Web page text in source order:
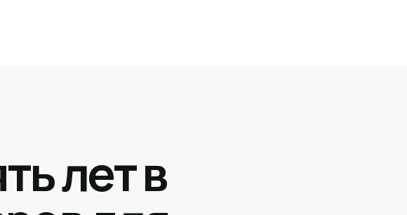
лет в